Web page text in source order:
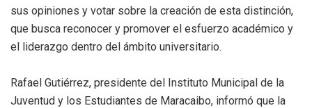
sus opiniones y votar sobre la creación de esta distinción,
que busca reconocer y promover el esfuerzo académico y
el liderazgo dentro del ámbito universitario.
Rafael Gutiérrez, presidente del Instituto Municipal de la
Juventud y los Estudiantes de Maracaibo, informó que la